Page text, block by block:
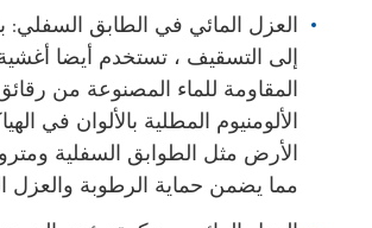
العزل المائي في الطابق السفلي:
إلى التسقيف ، تستخدم أيضا
المقاومة للماء المصنوعة من
الألومنيوم المطلية بالألوان في
الأرض مثل الطوابق السفلية ومترو
مما يضمن حماية الرطوبة والعزل